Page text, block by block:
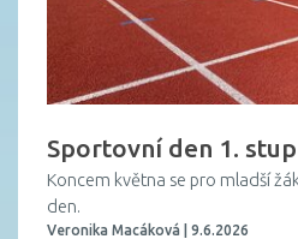
Sportovní den 1.
Koncem května se pro mladší
den.
Veronika Macáková | 9.6.2026